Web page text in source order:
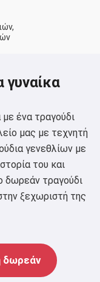
γυναίκα
ένα τραγούδι
μας με τεχνητή
γενεθλίων με
του και
δωρεάν τραγούδι
ξεχωριστή της
δωρεάν